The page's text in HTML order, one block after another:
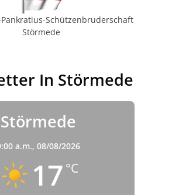
Pankratius-Schützenbruderschaft
Störmede
In Störmede
Störmede
a.m., 08/08/2026
17 °C